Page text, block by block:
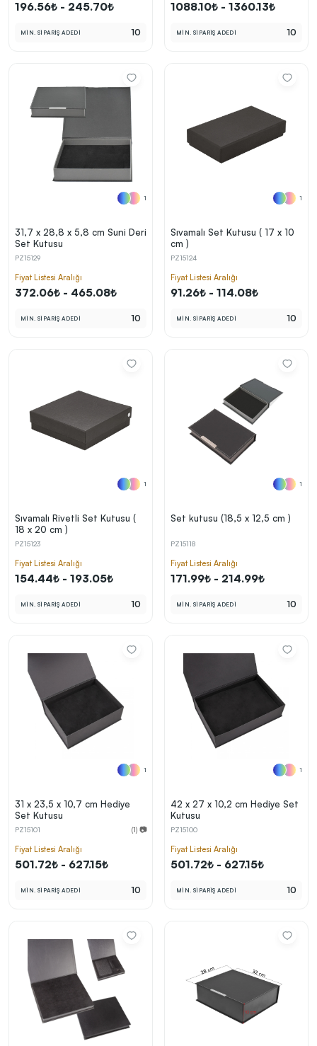
196.56₺ - 245.70₺
MİN. SİPARİŞ ADEDİ 10
1088.10₺ - 1360.13₺
MİN. SİPARİŞ ADEDİ 10
1
31,7 x 28,8 x 5,8 cm Suni Deri
Set Kutusu
PZ15129
Fiyat Listesi Aralığı
372.06₺ - 465.08₺
MİN. SİPARİŞ ADEDİ 10
1
Sıvamalı Set Kutusu ( 17 x 10
cm )
PZ15124
Fiyat Listesi Aralığı
91.26₺ - 114.08₺
MİN. SİPARİŞ ADEDİ 10
1
Sıvamalı Rivetli Set Kutusu (
18 x 20 cm )
PZ15123
Fiyat Listesi Aralığı
154.44₺ - 193.05₺
MİN. SİPARİŞ ADEDİ 10
1
Set kutusu (18,5 x 12,5 cm )
PZ15118
Fiyat Listesi Aralığı
171.99₺ - 214.99₺
MİN. SİPARİŞ ADEDİ 10
1
31 x 23,5 x 10,7 cm Hediye
Set Kutusu
PZ15101 (1) 📷
Fiyat Listesi Aralığı
501.72₺ - 627.15₺
MİN. SİPARİŞ ADEDİ 10
1
42 x 27 x 10,2 cm Hediye Set
Kutusu
PZ15100
Fiyat Listesi Aralığı
501.72₺ - 627.15₺
MİN. SİPARİŞ ADEDİ 10